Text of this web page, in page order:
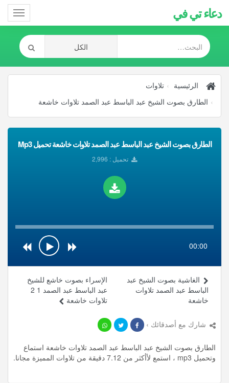
دعاء تي في
الرئيسية
تلاوات
الطارق بصوت الشيخ عبد الباسط عبد الصمد تلاوات خاشعة
الطارق بصوت الشيخ عبد الباسط عبد الصمد تلاوات خاشعة تحميل Mp3
تحميل : 2,996
00:00
الإسراء بصوت خاشع للشيخ
عبد الباسط عبد الصمد 1 2
تلاوات خاشعة
الغاشية بصوت الشيخ عبد
الباسط عبد الصمد تلاوات
خاشعة
شارك مع أصدقائك ›
الطارق بصوت الشيخ عبد الباسط عبد الصمد تلاوات خاشعة استماع
وتحميل mp3 ، استمع لأأكثر من 7.12 دقيقة من تلاوات المميزة مجانا.